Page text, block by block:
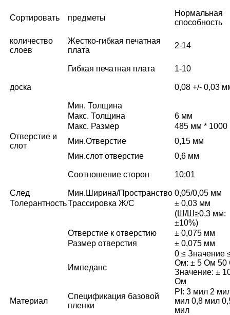
Сортировать предметы
Нормальная
способность
количество
слоев
Жестко-гибкая печатная
плата
2-14
Гибкая печатная плата 1-10
доска 0,08 +/- 0,03
Мин. Толщина
Макс. Толщина
6 мм
Макс. Размер
485 мм *
Отверстие и
слот
Мин.Отверстие
0,15 мм
Мин.слот отверстие
0,6 мм
Соотношение сторон 10:01
След Мин.Ширина/Пространство 0,05/0,05 мм
ТолерантностьТрассировка Ж/С
± 0,03 мм
(Ш/Ш≥0,3 мм:
±10%)
Отверстие к отверстию
± 0,075 мм
Размер отверстия
± 0,075 мм
Импеданс
0 ≤ Значение
Ом: ± 5 Ом 50
Значение: ±
Ом
Материал
Спецификация базовой
пленки
PI: 3 мил 2
мил 0,8 мил
мил